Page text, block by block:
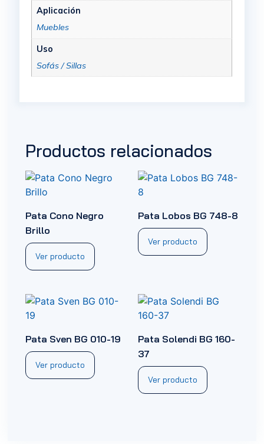
Aplicación
Muebles
Uso
Sofás / Sillas
Productos relacionados
Pata Cono Negro
Brillo
Ver producto
Pata Lobos BG 748-8
Ver producto
Pata Sven BG 010-19
Ver producto
Pata Solendi BG 160-
37
Ver producto